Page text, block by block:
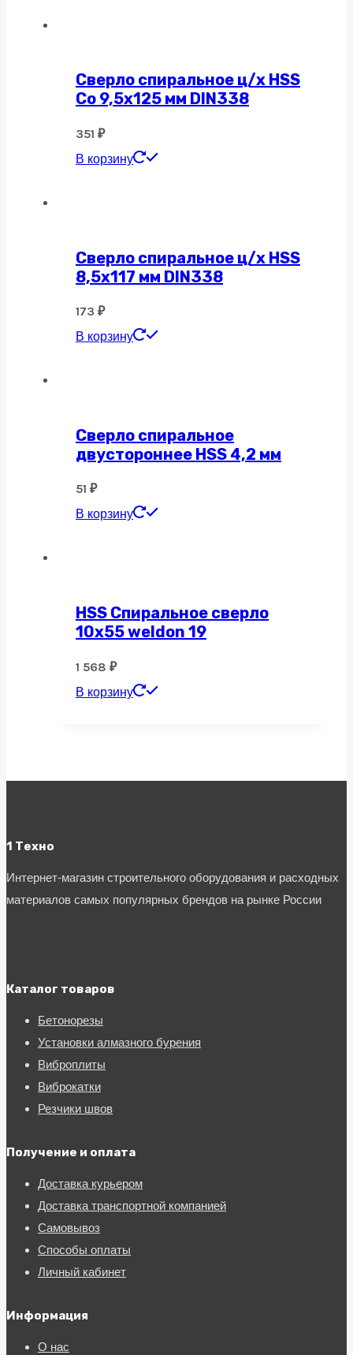
Сверло спиральное ц/х HSS
Co 9,5х125 мм DIN338
351 ₽
В корзину
Сверло спиральное ц/х HSS
8,5х117 мм DIN338
173 ₽
В корзину
Сверло спиральное
двустороннее HSS 4,2 мм
51 ₽
В корзину
HSS Спиральное сверло
10х55 weldon 19
1 568 ₽
В корзину
1 Техно
Интернет-магазин строительного оборудования и расходных
материалов самых популярных брендов на рынке России
Каталог товаров
Бетонорезы
Установки алмазного бурения
Виброплиты
Виброкатки
Резчики швов
Получение и оплата
Доставка курьером
Доставка транспортной компанией
Самовывоз
Способы оплаты
Личный кабинет
Информация
О нас